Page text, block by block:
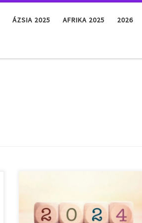
ÁZSIA 2025 AFRIKA 2025 2026
2024-ben. 2024. január 1. – hétfő –
Újév 2024. január 6. – szombat –